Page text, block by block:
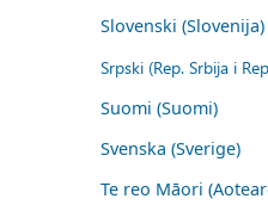
Slovenski (Slovenija)
Srpski (Rep. Srbija i
Suomi (Suomi)
Svenska (Sverige)
Te reo Māori